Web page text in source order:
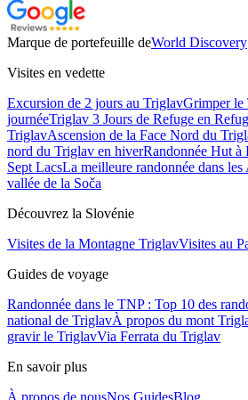
Marque de portefeuille deWorld Discovery
Visites en vedette
Excursion de 2 jours au TriglavGrimper le
journéeTriglav 3 Jours de Refuge en
TriglavAscension de la Face Nord du
nord du Triglav en hiverRandonnée Hut à
Sept LacsLa meilleure randonnée dans
vallée de la Soča
Découvrez la Slovénie
Visites de la Montagne TriglavVisites au
Guides de voyage
Randonnée dans le TNP : Top 10 des
national de TriglavÀ propos du mont
gravir le TriglavVia Ferrata du Triglav
En savoir plus